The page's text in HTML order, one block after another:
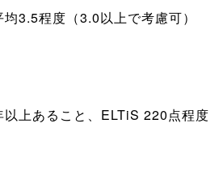
3.5程度（3.0以上で考慮可）
上あること、ELTiS 220点程度